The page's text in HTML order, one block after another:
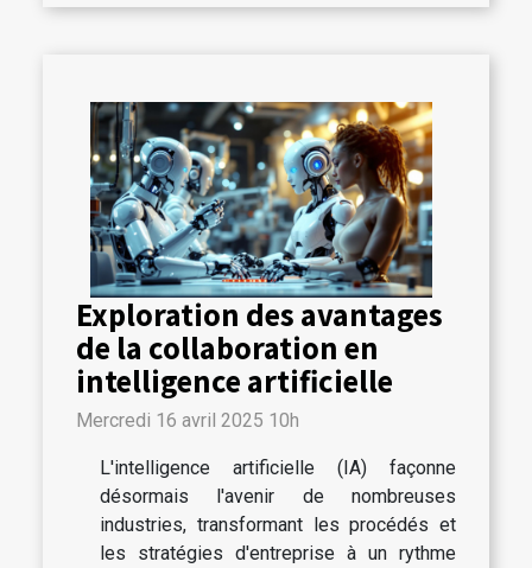
Exploration des avantages
de la collaboration en
intelligence artificielle
Mercredi 16 avril 2025 10h
L'intelligence artificielle (IA) façonne
désormais l'avenir de nombreuses
industries, transformant les procédés et
les stratégies d'entreprise à un rythme